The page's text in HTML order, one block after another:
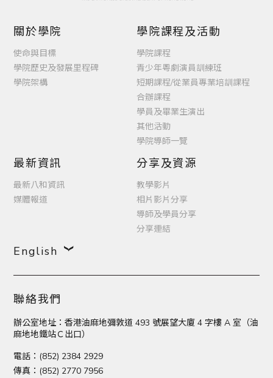
關於學院
使命與目標
學院歷史及發展里程碑
學院架構
學院課程及活動
學院課程
青少年粵劇演員訓練班
短期課程/從業員專業培訓課程
合辦課程
學員及畢業生演出
其他活動
學院導師一覽
最新資訊
最新八和資訊
媒體報道
分享及資源
教學影片
相片影片分享
導師及學員分享
分享連結
English
聯絡我們
辦公室地址：香港油麻地彌敦道 493 號展望大廈 4 字樓 A 室（油
麻地地鐵站Ｃ出口）
電話：(852) 2384 2929
傳真：(852) 2770 7956